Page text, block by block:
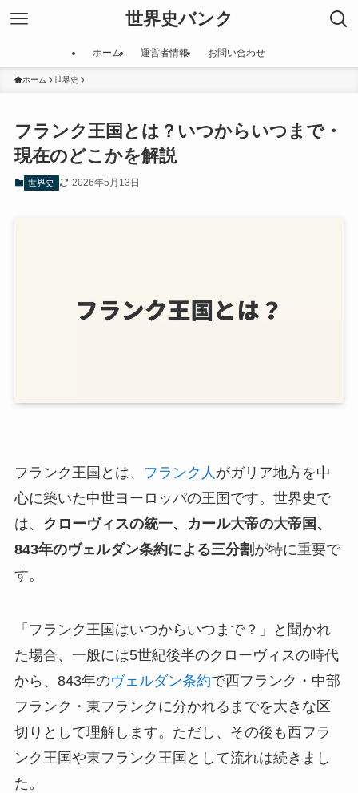
世界史バンク
ホーム 運営者情報 お問い合わせ
ホーム 世界史
フランク王国とは？いつからいつまで・
現在のどこかを解説
世界史 2026年5月13日
フランク王国とは、 フランク人 がガリア地方を中
心に築いた中世ヨーロッパの王国です。世界史で
は、 クローヴィスの統一、カール大帝の大帝国、
843年のヴェルダン条約による三分割 が特に重要で
す。
「フランク王国はいつからいつまで？」と聞かれ
た場合、一般には5世紀後半のクローヴィスの時代
から、843年のヴェルダン条約で西フランク・中部
フランク・東フランクに分かれるまでを大きな区
切りとして理解します。ただし、その後も西フラ
ンク王国や東フランク王国として流れは続きまし
た。